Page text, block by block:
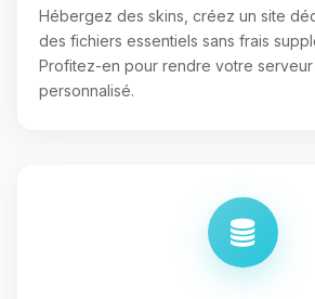
Hébergez des skins, créez un site
des fichiers essentiels sans frais
Profitez-en pour rendre votre
personnalisé.